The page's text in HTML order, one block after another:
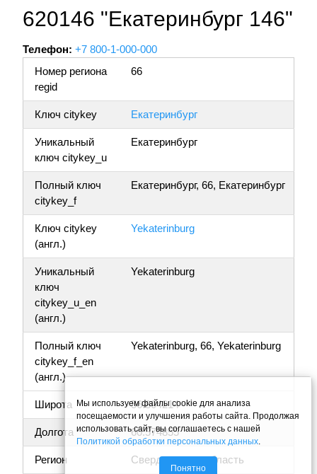
620146 "Екатеринбург 146"
Телефон: +7 800-1-000-000
Номер региона
regid
66
Ключ citykey Екатеринбург
Уникальный
ключ citykey_u
Екатеринбург
Полный ключ
citykey_f
Екатеринбург, 66, Екатеринбург
Ключ citykey
(англ.)
Yekaterinburg
Уникальный
ключ
citykey_u_en
(англ.)
Yekaterinburg
Полный ключ
citykey_f_en
(англ.)
Yekaterinburg, 66, Yekaterinburg
Широта 56.804214
Долгота 60.574855
Регион Свердловская область
Мы используем файлы cookie для анализа
посещаемости и улучшения работы сайта. Продолжая
использовать сайт, вы соглашаетесь с нашей
Политикой обработки персональных данных.
Понятно